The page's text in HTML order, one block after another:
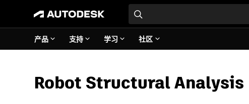
产品 支持 学习 社区
Robot Structural Analysis